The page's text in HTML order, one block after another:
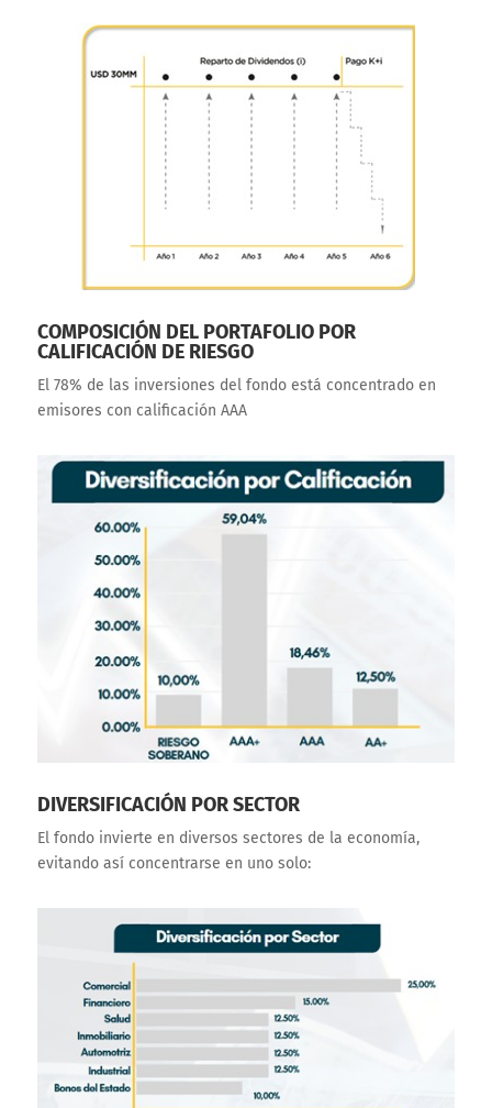
COMPOSICIÓN DEL PORTAFOLIO POR
CALIFICACIÓN DE RIESGO
El 78% de las inversiones del fondo está concentrado en
emisores con calificación AAA
DIVERSIFICACIÓN POR SECTOR
El fondo invierte en diversos sectores de la economía,
evitando así concentrarse en uno solo: